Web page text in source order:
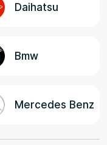
Daihatsu
Bmw
Mercedes Benz